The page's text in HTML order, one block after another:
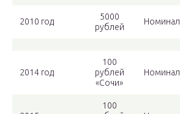
2010 год
5000
рублей
Номинал
2014 год
100
рублей
«Сочи»
Номинал
100